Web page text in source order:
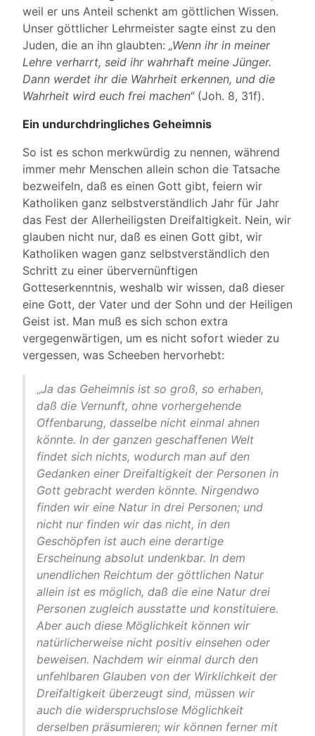
weil er uns Anteil schenkt am göttlichen Wissen.
Unser göttlicher Lehrmeister sagte einst zu den
Juden, die an ihn glaubten: „Wenn ihr in meiner
Lehre verharrt, seid ihr wahrhaft meine Jünger.
Dann werdet ihr die Wahrheit erkennen, und die
Wahrheit wird euch frei machen“(Joh. 8, 31f).
Ein undurchdringliches Geheimnis
So ist es schon merkwürdig zu nennen, während
immer mehr Menschen allein schon die Tatsache
bezweifeln, daß es einen Gott gibt, feiern wir
Katholiken ganz selbstverständlich Jahr für Jahr
das Fest der Allerheiligsten Dreifaltigkeit. Nein, wir
glauben nicht nur, daß es einen Gott gibt, wir
Katholiken wagen ganz selbstverständlich den
Schritt zu einer übervernünftigen
Gotteserkenntnis, weshalb wir wissen, daß dieser
eine Gott, der Vater und der Sohn und der Heiligen
Geist ist. Man muß es sich schon extra
vergegenwärtigen, um es nicht sofort wieder zu
vergessen, was Scheeben hervorhebt:
„Ja das Geheimnis ist so groß, so erhaben,
daß die Vernunft, ohne vorhergehende
Offenbarung, dasselbe nicht einmal ahnen
könnte. In der ganzen geschaffenen Welt
findet sich nichts, wodurch man auf den
Gedanken einer Dreifaltigkeit der Personen in
Gott gebracht werden könnte. Nirgendwo
finden wir eine Natur in drei Personen; und
nicht nur finden wir das nicht, in den
Geschöpfen ist auch eine derartige
Erscheinung absolut undenkbar. In dem
unendlichen Reichtum der göttlichen Natur
allein ist es möglich, daß die eine Natur drei
Personen zugleich ausstatte und konstituiere.
Aber auch diese Möglichkeit können wir
natürlicherweise nicht positiv einsehen oder
beweisen. Nachdem wir einmal durch den
unfehlbaren Glauben von der Wirklichkeit der
Dreifaltigkeit überzeugt sind, müssen wir
auch die widerspruchslose Möglichkeit
derselben präsumieren; wir können ferner mit